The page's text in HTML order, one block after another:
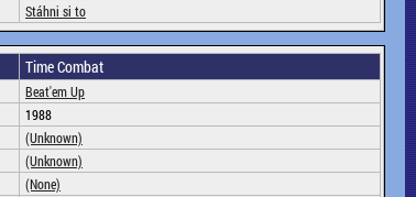
Stáhni si to
Time Combat
Beat'em Up
1988
(Unknown)
(Unknown)
(None)